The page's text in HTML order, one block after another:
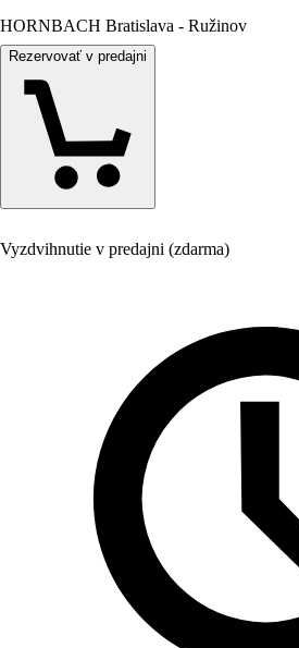
HORNBACH Bratislava - Ružinov
Rezervovať v predajni
Vyzdvihnutie v predajni (zdarma)